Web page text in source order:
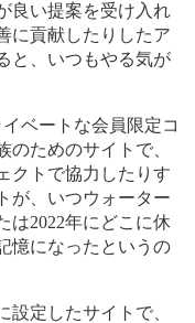
良い提案を受け入れ
に貢献したりしたア
と、いつもやる気が
ベートな会員限定コ
のためのサイトで、
クトで協力したりす
が、いつウォーター
は2022年にどこに休
憶になったというの
設定したサイトで、